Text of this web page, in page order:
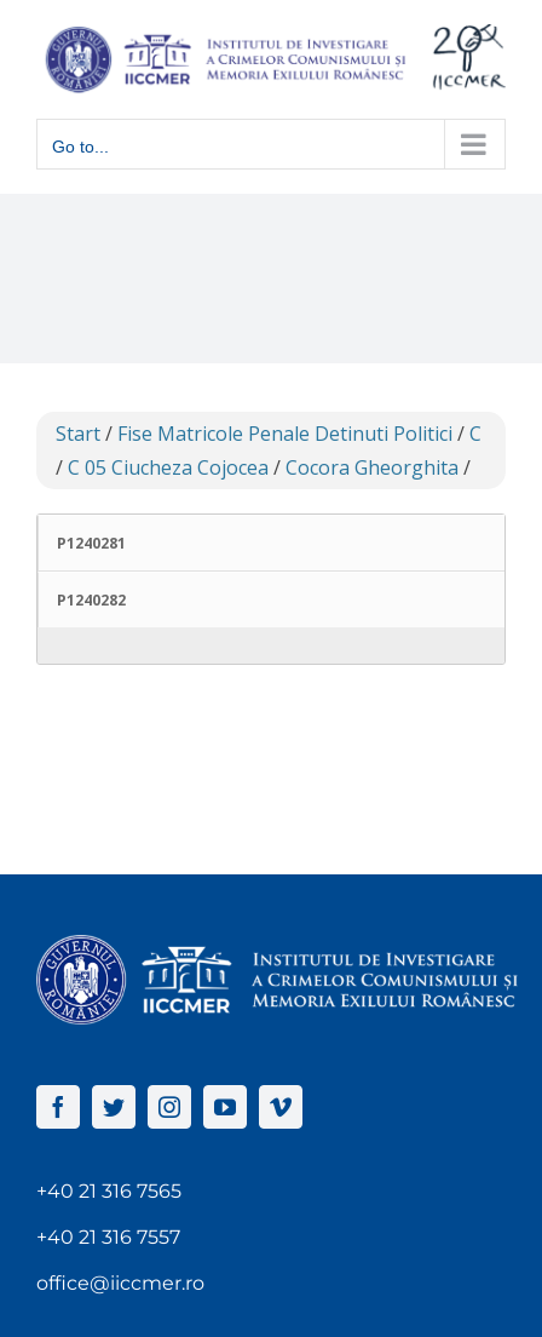
content
Go to...
Start/ Fise Matricole Penale Detinuti Politici /C
/C 05 Ciucheza Cojocea /Cocora Gheorghita /
P1240281
P1240282
+40 21 316 7565
+40 21 316 7557
office@iiccmer.ro